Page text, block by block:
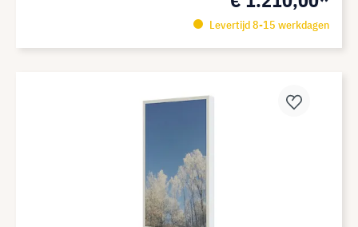
Levertijd 8-15 werkdagen